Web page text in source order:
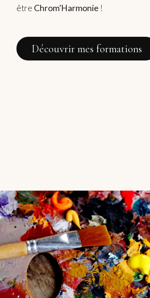
être Chrom’Harmonie !
Découvrir mes formations